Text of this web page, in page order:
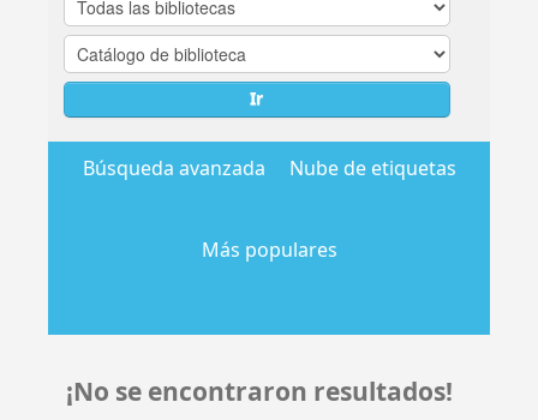
Ir
Búsqueda avanzada Nube de etiquetas
Más populares
¡No se encontraron resultados!